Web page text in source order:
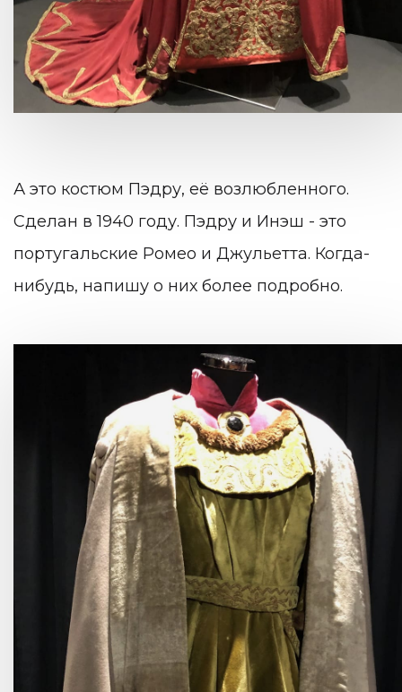
А это костюм Пэдру, её возлюбленного.
Сделан в 1940 году. Пэдру и Инэш - это
португальские Ромео и Джульетта. Когда-
нибудь, напишу о них более подробно.